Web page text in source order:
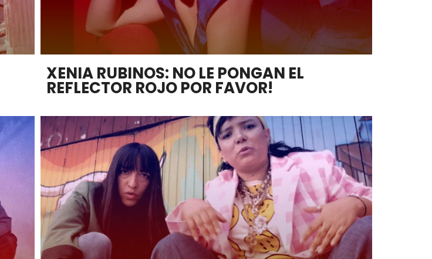
XENIA RUBINOS: NO LE PONGAN EL
REFLECTOR ROJO POR FAVOR!